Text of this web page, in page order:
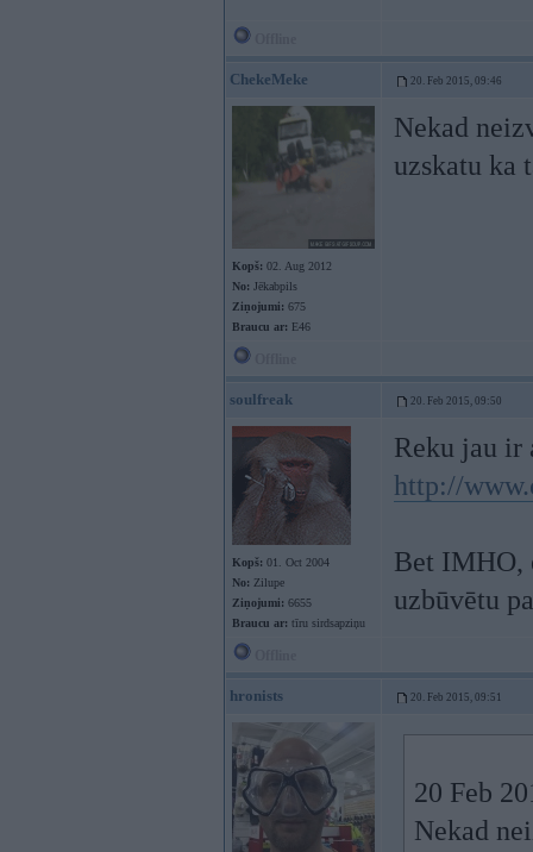
ChekeMeke 20. Feb 2015, 09:46
Kopš: 02. Aug 2012
No: Jēkabpils
Ziņojumi: 675
Braucu ar: E46
Nekad
uzskatu ka
soulfreak 20. Feb 2015, 09:50
Kopš: 01. Oct 2004
No: Zilupe
Ziņojumi: 6655
Braucu ar: tīru sirdsapziņu
Reku jau ir
http://
Bet IMHO,
uzbūvētu
hronists 20. Feb 2015, 09:51
20 Feb
Nekad